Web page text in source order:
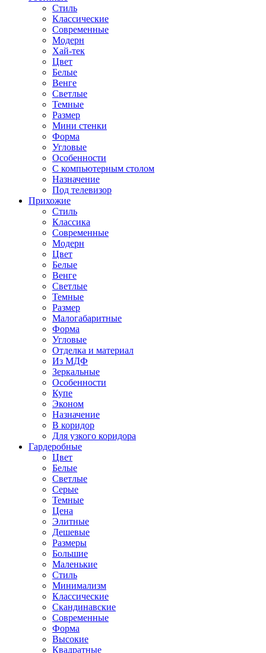
Стиль
Классические
Современные
Модерн
Хай-тек
Цвет
Белые
Венге
Светлые
Темные
Размер
Мини стенки
Форма
Угловые
Особенности
С компьютерным столом
Назначение
Под телевизор
Прихожие
Стиль
Классика
Современные
Модерн
Цвет
Белые
Венге
Светлые
Темные
Размер
Малогабаритные
Форма
Угловые
Отделка и материал
Из МДФ
Зеркальные
Особенности
Купе
Эконом
Назначение
В коридор
Для узкого коридора
Гардеробные
Цвет
Белые
Светлые
Серые
Темные
Цена
Элитные
Дешевые
Размеры
Большие
Маленькие
Стиль
Минимализм
Классические
Скандинавские
Современные
Форма
Высокие
Квадратные